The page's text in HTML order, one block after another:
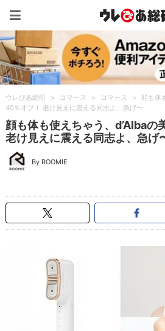
ウレぴあ総研 > コマース > コマース >
顔も体
40％オフ！ 老け見えに震える同志よ、急げ〜
顔も体も使えちゃう、d’Albaの
老け見えに震える同志よ、急げ
By ROOMIE